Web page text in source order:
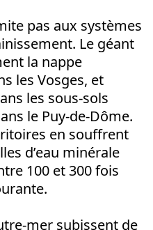
pas aux systèmes
Le géant
la nappe
les Vosges, et
les sous-sols
le Puy-de-Dôme.
en souffrent
d’eau minérale
100 et 300 fois
mer subissent de